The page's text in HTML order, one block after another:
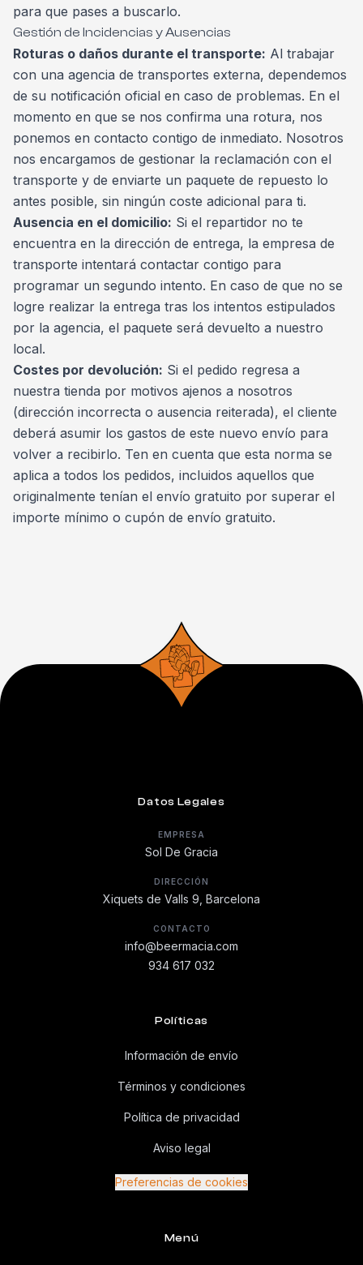
para que pases a buscarlo.
Gestión de Incidencias y Ausencias
Roturas o daños durante el transporte: Al trabajar
con una agencia de transportes externa, dependemos
de su notificación oficial en caso de problemas. En el
momento en que se nos confirma una rotura, nos
ponemos en contacto contigo de inmediato. Nosotros
nos encargamos de gestionar la reclamación con el
transporte y de enviarte un paquete de repuesto lo
antes posible, sin ningún coste adicional para ti.
Ausencia en el domicilio: Si el repartidor no te
encuentra en la dirección de entrega, la empresa de
transporte intentará contactar contigo para
programar un segundo intento. En caso de que no se
logre realizar la entrega tras los intentos estipulados
por la agencia, el paquete será devuelto a nuestro
local.
Costes por devolución: Si el pedido regresa a
nuestra tienda por motivos ajenos a nosotros
(dirección incorrecta o ausencia reiterada), el cliente
deberá asumir los gastos de este nuevo envío para
volver a recibirlo. Ten en cuenta que esta norma se
aplica a todos los pedidos, incluidos aquellos que
originalmente tenían el envío gratuito por superar el
importe mínimo o cupón de envío gratuito.
Datos Legales
EMPRESA
Sol De Gracia
DIRECCIÓN
Xiquets de Valls 9, Barcelona
CONTACTO
info@beermacia.com
934 617 032
Políticas
Información de envío
Términos y condiciones
Política de privacidad
Aviso legal
Preferencias de cookies
Menú